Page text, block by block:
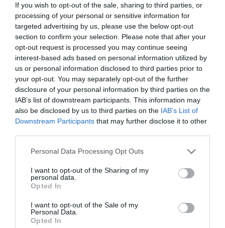
If you wish to opt-out of the sale, sharing to third parties, or
processing of your personal or sensitive information for
targeted advertising by us, please use the below opt-out
section to confirm your selection. Please note that after your
opt-out request is processed you may continue seeing
interest-based ads based on personal information utilized by
us or personal information disclosed to third parties prior to
your opt-out. You may separately opt-out of the further
disclosure of your personal information by third parties on the
IAB’s list of downstream participants. This information may
also be disclosed by us to third parties on the IAB’s List of
Downstream Participants that may further disclose it to other
Please note that this website/app uses one or more Google
not limited to your visit or usage behaviour. You may click to
grant or deny consent to Google and its third-party tags to
use your data for below specified purposes in below Google
consent section.
Personal Data Processing Opt Outs
I want to opt-out of the Sharing of my
personal data.
Opted In
I want to opt-out of the Sale of my
Personal Data.
Opted In